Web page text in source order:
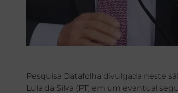
Pesquisa Datafolha divulgada neste
Lula da Silva (PT) em um eventual